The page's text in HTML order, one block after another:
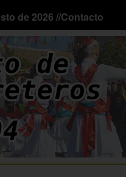
de 2026 //Contacto